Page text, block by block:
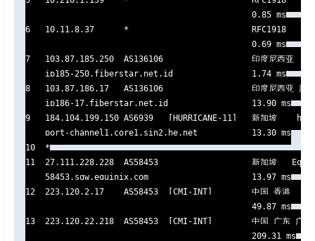
                                              0.85 ms
6   10.11.8.37      *
                                              0.69 ms
7   103.87.185.250  AS136106                  印度尼西亚
    ip185-250.fiberstar.net.id                1.74 ms
8   103.87.186.17   AS136106                  印度尼西亚 廖
    ip186-17.fiberstar.net.id                 13.90 ms
9   184.104.199.150 AS6939   [HURRICANE-11]   新加坡
    port-channel1.core1.sin2.he.net           13.30 ms
10  *
11  27.111.228.228  AS58453                   新加坡
    58453.sgw.equinix.com                     13.97 ms
12  223.120.2.17    AS58453  [CMI-INT]        中国 香港
                                              49.87 ms
13  223.120.22.218  AS58453  [CMI-INT]        中国 广东 广
                                              209.31 ms